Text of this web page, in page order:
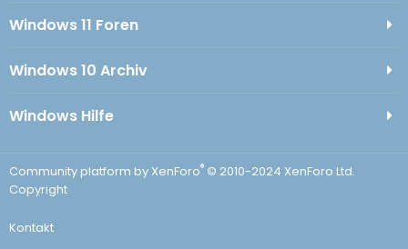
Windows 11 Foren
Windows 10 Archiv
Windows Hilfe
Community platform by XenForo® © 2010-2024 XenForo Ltd.
Copyright
Kontakt